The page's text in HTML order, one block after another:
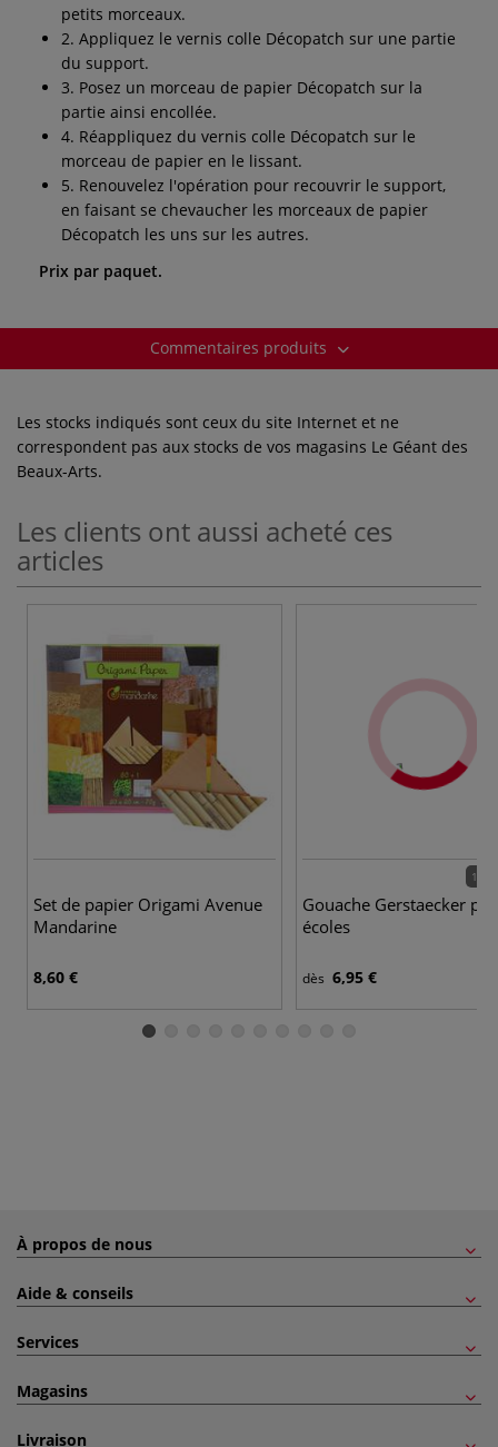
petits morceaux.
2. Appliquez le vernis colle Décopatch sur une partie
du support.
3. Posez un morceau de papier Décopatch sur la
partie ainsi encollée.
4. Réappliquez du vernis colle Décopatch sur le
morceau de papier en le lissant.
5. Renouvelez l'opération pour recouvrir le support,
en faisant se chevaucher les morceaux de papier
Décopatch les uns sur les autres.
Prix par paquet.
Commentaires produits
Les stocks indiqués sont ceux du site Internet et ne
correspondent pas aux stocks de vos magasins Le Géant des
Beaux-Arts.
Les clients ont aussi acheté ces
articles
Set de papier Origami Avenue
Mandarine
8,60 €
16
Gouache Gerstaecker
écoles
dès 6,95 €
À propos de nous
Aide & conseils
Services
Magasins
Livraison